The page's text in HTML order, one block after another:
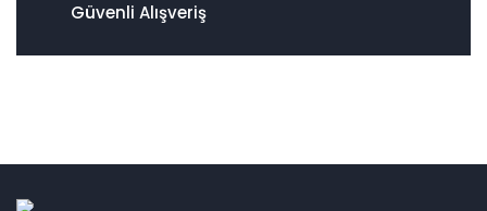
Güvenli Alışveriş